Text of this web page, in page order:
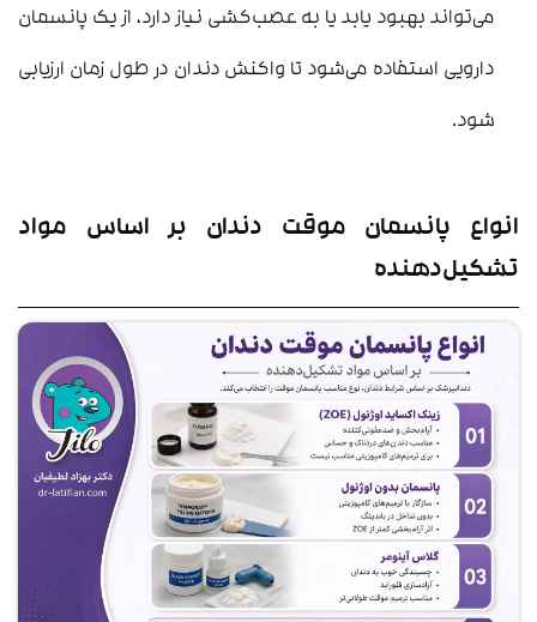
می‌تواند بهبود یابد یا به عصب‌کشی نیاز دارد، از یک پانسمان
دارویی استفاده می‌شود تا واکنش دندان در طول زمان ارزیابی
شود.
انواع پانسمان موقت دندان بر اساس مواد
تشکیل‌دهنده